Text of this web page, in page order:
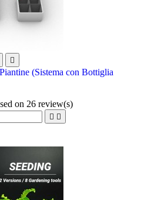

(Sistema con Bottiglia
on 26 review(s)
 